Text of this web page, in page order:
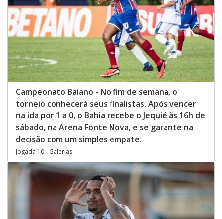
Campeonato Baiano - No fim de semana, o
torneio conhecerá seus finalistas. Após vencer
na ida por 1 a 0, o Bahia recebe o Jequié às 16h de
sábado, na Arena Fonte Nova, e se garante na
decisão com um simples empate.
Jogada 10 - Galerias